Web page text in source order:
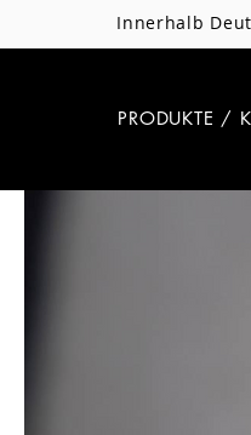
Innerhalb
PRODUKTE /